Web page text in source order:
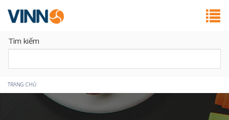
Tìm kiếm
Bạn
đang
TRANG CHỦ